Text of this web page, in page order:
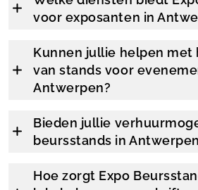
voor exposanten in
Kunnen jullie helpen
van stands voor
Antwerpen?
Bieden jullie
beursstands in
Hoe zorgt Expo